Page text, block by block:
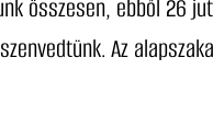
összesen, ebből 26
Az